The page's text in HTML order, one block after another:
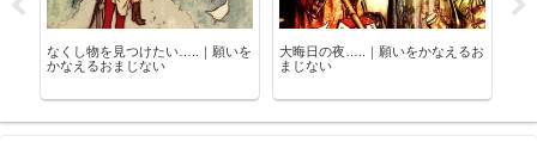
なくし物を見つけたい…..｜願いを
かなえるおまじない
大晦日の夜…..｜願いをかなえるお
まじない